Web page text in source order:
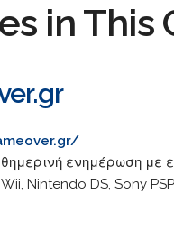
in This
ενημέρωση με
Wii, Nintendo DS, Sony